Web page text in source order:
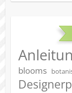
blooms